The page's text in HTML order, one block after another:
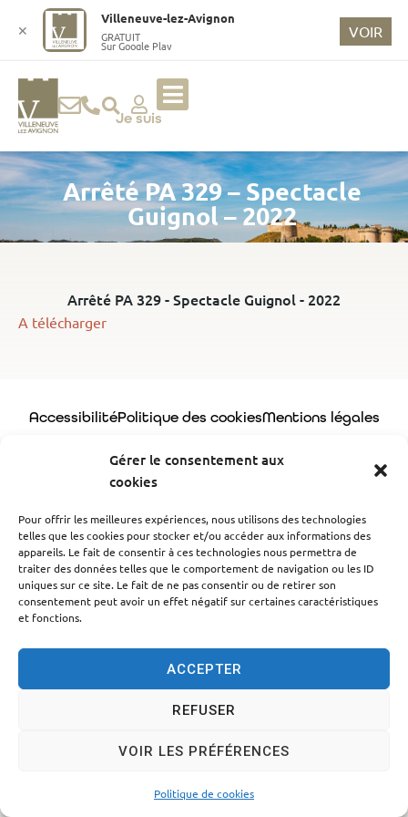
Gérer le consentement aux
cookies
Pour offrir les meilleures expériences, nous utilisons des technologies
telles que les cookies pour stocker et/ou accéder aux informations des
appareils. Le fait de consentir à ces technologies nous permettra de
traiter des données telles que le comportement de navigation ou les ID
uniques sur ce site. Le fait de ne pas consentir ou de retirer son
consentement peut avoir un effet négatif sur certaines caractéristiques
et fonctions.
ACCEPTER
REFUSER
VOIR LES PRÉFÉRENCES
Politique de cookies
ri
n
ci
Je suis
Arrêté PA 329 – Spectacle
Guignol – 2022
Arrêté PA 329 - Spectacle Guignol - 2022
A télécharger
AccessibilitéPolitique des cookiesMentions légales
© 2024 - Propulsé par Utopia
✕
Villeneuve-lez-Avignon
GRATUIT
Sur Google Play
VOIR